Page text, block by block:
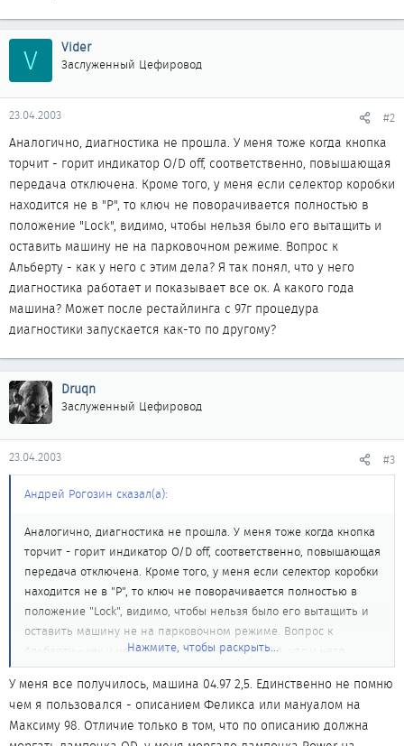
V Vider
Заслуженный Цефировод
23.04.2003 #2
Аналогично, диагностика не прошла. У меня тоже когда кнопка
торчит - горит индикатор O/D off, соответственно, повышающая
передача отключена. Кроме того, у меня если селектор коробки
находится не в "Р", то ключ не поворачивается полностью в
положение "Lock", видимо, чтобы нельзя было его вытащить и
оставить машину не на парковочном режиме. Вопрос к
Альберту - как у него с этим дела? Я так понял, что у него
диагностика работает и показывает все ок. А какого года
машина? Может после рестайлинга с 97г процедура
диагностики запускается как-то по другому?
Druqn
Заслуженный Цефировод
23.04.2003 #3
Андрей Рогозин сказал(а):
Аналогично, диагностика не прошла. У меня тоже когда кнопка
торчит - горит индикатор O/D off, соответственно, повышающая
передача отключена. Кроме того, у меня если селектор коробки
находится не в "Р", то ключ не поворачивается полностью в
положение "Lock", видимо, чтобы нельзя было его вытащить и
оставить машину не на парковочном режиме. Вопрос к
Альберту - как у него с этим дела? Я так понял, что у него
диагностика работает и показывает все ок. А какого года
машина? Может после рестайлинга с 97г процедура
диагностики запускается как-то по другому?
Нажмите, чтобы раскрыть...
У меня все получилось, машина 04.97 2,5. Единственно не помню
чем я пользовался - описанием Феликса или мануалом на
Максиму 98. Отличие только в том, что по описанию должна